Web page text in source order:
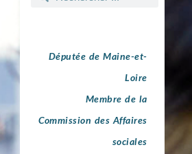
Députée de Maine-et-
Loire
Membre de la
Commission des Affaires
sociales